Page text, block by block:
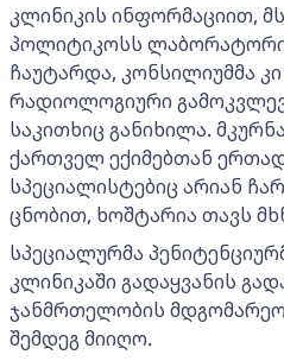
კლინიკის ინფორმაციით,
პოლიტიკოსს
ჩაუტარდა, კონსილიუმმა
რადიოლოგიური
საკითხიც განიხილა.
ქართველ ექიმებთან
სპეციალისტებიც არიან
ცნობით, ხოშტარია თავს
სპეციალურმა
კლინიკაში გადაყვანის
ჯანმრთელობის
შემდეგ მიიღო.